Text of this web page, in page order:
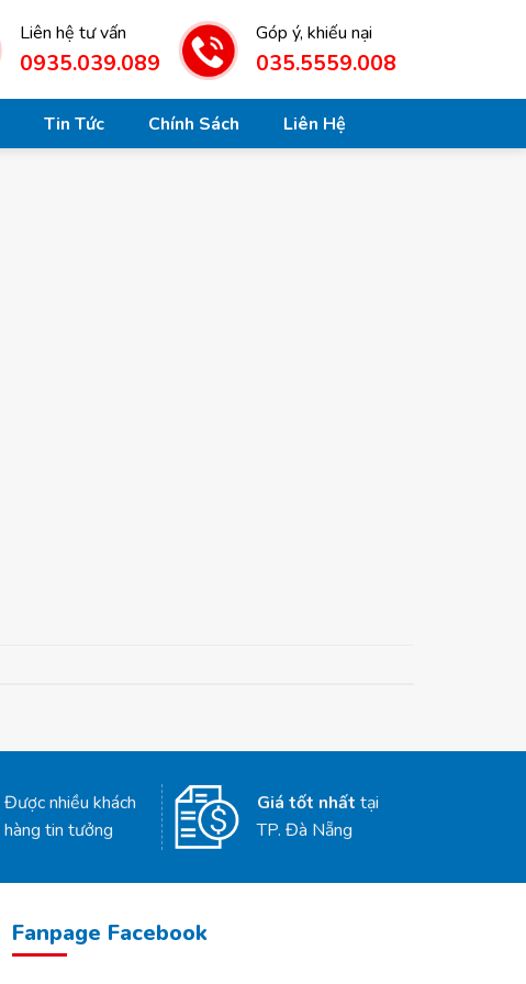
Liên hệ tư vấn
0935.039.089
Góp ý, khiếu nại
035.5559.008
Tin Tức Chính Sách Liên Hệ
Được nhiều khách
hàng tin tưởng
Giá tốt nhấttại
TP. Đà Nẵng
Fanpage Facebook